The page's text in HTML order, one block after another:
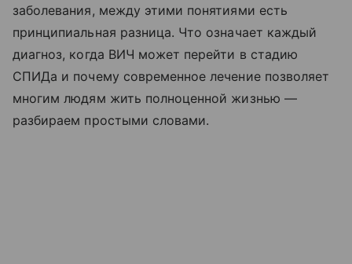
заболевания, между этими понятиями есть
принципиальная разница. Что означает каждый
диагноз, когда ВИЧ может перейти в стадию
СПИДа и почему современное лечение позволяет
многим людям жить полноценной жизнью —
разбираем простыми словами.